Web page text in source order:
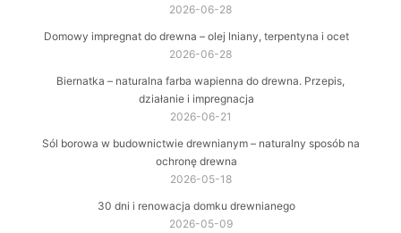
2026-06-28
Domowy impregnat do drewna – olej lniany, terpentyna i ocet
2026-06-28
Biernatka – naturalna farba wapienna do drewna. Przepis,
działanie i impregnacja
2026-06-21
Sól borowa w budownictwie drewnianym – naturalny sposób na
ochronę drewna
2026-05-18
30 dni i renowacja domku drewnianego
2026-05-09